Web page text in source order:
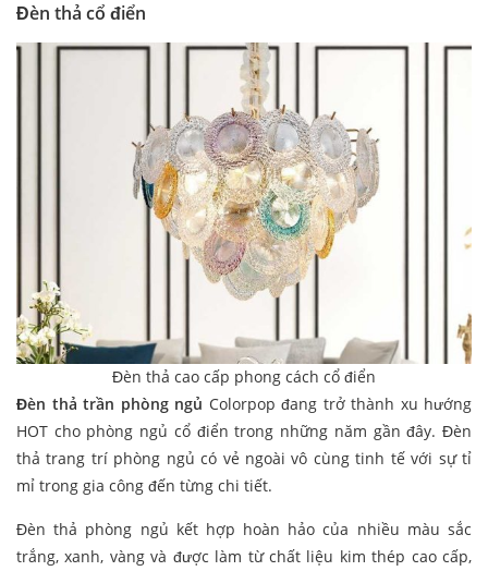
Đèn thả cổ điển
Đèn thả cao cấp phong cách cổ điển
Đèn thả trần phòng ngủ Colorpop đang trở thành xu hướng
HOT cho phòng ngủ cổ điển trong những năm gần đây. Đèn
thả trang trí phòng ngủ có vẻ ngoài vô cùng tinh tế với sự tỉ
mỉ trong gia công đến từng chi tiết.
Đèn thả phòng ngủ kết hợp hoàn hảo của nhiều màu sắc
trắng, xanh, vàng và được làm từ chất liệu kim thép cao cấp,